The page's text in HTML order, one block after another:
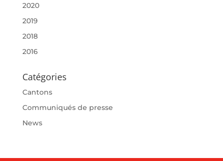
2020
2019
2018
2016
Catégories
Cantons
Communiqués de presse
News